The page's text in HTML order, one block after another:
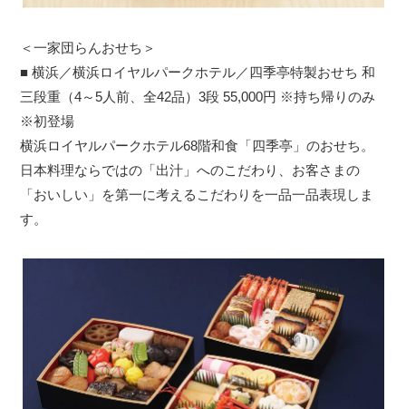
＜一家団らんおせち＞
■ 横浜／横浜ロイヤルパークホテル／四季亭特製おせち 和
三段重（4～5人前、全42品）3段 55,000円 ※持ち帰りのみ
※初登場
横浜ロイヤルパークホテル68階和食「四季亭」のおせち。
日本料理ならではの「出汁」へのこだわり、お客さまの
「おいしい」を第一に考えるこだわりを一品一品表現しま
す。